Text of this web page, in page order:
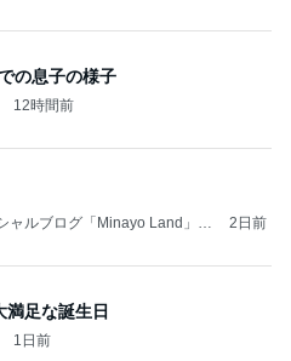
の息子の様子
12時間前
ャルブログ「Minayo Land」P
2日前
満足な誕生日
1日前